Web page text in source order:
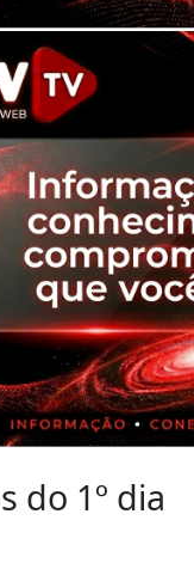
do 1º dia